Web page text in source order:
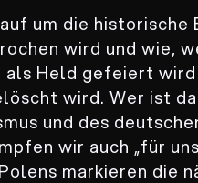
um die historische
wird und wie,
Held gefeiert wird
wird. Wer ist
und des
wir auch „für
markieren die